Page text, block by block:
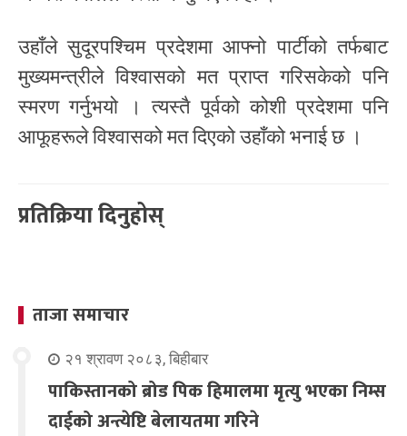
उहाँले सुदूरपश्चिम प्रदेशमा आफ्नो पार्टीको तर्फबाट
मुख्यमन्त्रीले विश्वासको मत प्राप्त गरिसकेको पनि
स्मरण गर्नुभयो । त्यस्तै पूर्वको कोशी प्रदेशमा पनि
आफूहरूले विश्वासको मत दिएको उहाँको भनाई छ ।
प्रतिक्रिया दिनुहोस्
ताजा समाचार
२१ श्रावण २०८३, बिहीबार
पाकिस्तानको ब्रोड पिक हिमालमा मृत्यु भएका निम्स
दाईको अन्त्येष्टि बेलायतमा गरिने